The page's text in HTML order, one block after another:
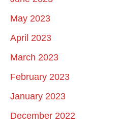
May 2023
April 2023
March 2023
February 2023
January 2023
December 2022